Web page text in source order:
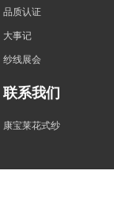
品质认证
大事记
纱线展会
联系我们
康宝莱花式纱